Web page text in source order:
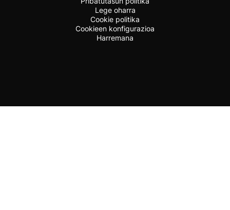
Lege oharra
Cookie politika
Cookieen konfigurazioa
Harremana